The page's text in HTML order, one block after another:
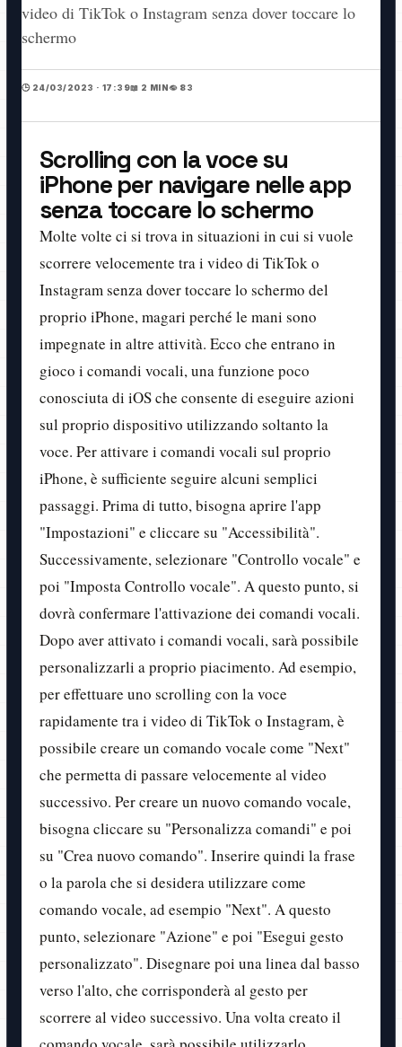
video di TikTok o Instagram senza dover toccare lo
schermo
🕒 24/03/2023 · 17:39📖 2 MIN👁️ 83
Scrolling con la voce su
iPhone per navigare nelle app
senza toccare lo schermo
Molte volte ci si trova in situazioni in cui si vuole
scorrere velocemente tra i video di TikTok o
Instagram senza dover toccare lo schermo del
proprio iPhone, magari perché le mani sono
impegnate in altre attività. Ecco che entrano in
gioco i comandi vocali, una funzione poco
conosciuta di iOS che consente di eseguire azioni
sul proprio dispositivo utilizzando soltanto la
voce. Per attivare i comandi vocali sul proprio
iPhone, è sufficiente seguire alcuni semplici
passaggi. Prima di tutto, bisogna aprire l'app
"Impostazioni" e cliccare su "Accessibilità".
Successivamente, selezionare "Controllo vocale" e
poi "Imposta Controllo vocale". A questo punto, si
dovrà confermare l'attivazione dei comandi vocali.
Dopo aver attivato i comandi vocali, sarà possibile
personalizzarli a proprio piacimento. Ad esempio,
per effettuare uno scrolling con la voce
rapidamente tra i video di TikTok o Instagram, è
possibile creare un comando vocale come "Next"
che permetta di passare velocemente al video
successivo. Per creare un nuovo comando vocale,
bisogna cliccare su "Personalizza comandi" e poi
su "Crea nuovo comando". Inserire quindi la frase
o la parola che si desidera utilizzare come
comando vocale, ad esempio "Next". A questo
punto, selezionare "Azione" e poi "Esegui gesto
personalizzato". Disegnare poi una linea dal basso
verso l'alto, che corrisponderà al gesto per
scorrere al video successivo. Una volta creato il